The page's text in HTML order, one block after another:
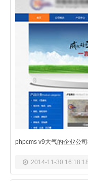
phpcms v9大气的企业公
2014-11-30 16:18:18